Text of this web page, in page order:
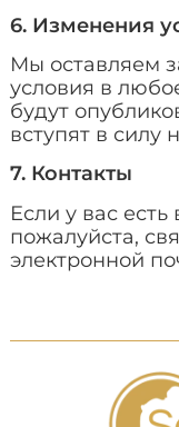
6. Изменения
Мы оставляем
условия в
будут
вступят в силу
7. Контакты
Если у вас
пожалуйста,
электронной